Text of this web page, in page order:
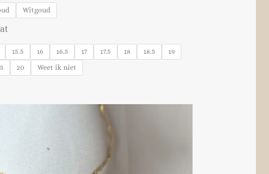
Witgoud
15.5 16 16.5 17 17.5 18 18.5
19
20 Weet ik niet